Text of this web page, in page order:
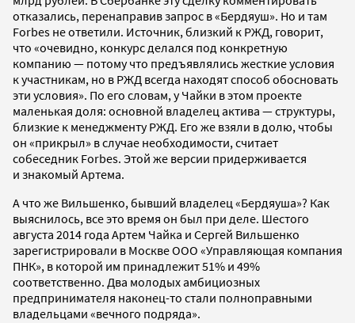
отказались, перенаправив запрос в «Бердяуш». Но и там
Forbes не ответили. Источник, близкий к РЖД, говорит,
что «очевидно, конкурс делался под конкретную
компанию — потому что предъявлялись жесткие условия
к участникам, но в РЖД всегда находят способ обосновать
эти условия». По его словам, у Чайки в этом проекте
маленькая доля: основной владелец актива — структуры,
близкие к менеджменту РЖД. Его же взяли в долю, чтобы
он «прикрыл» в случае необходимости, считает
собеседник Forbes. Этой же версии придерживается
и знакомый Артема.
А что же Вильшенко, бывший владелец «Бердяуша»? Как
выяснилось, все это время он был при деле. Шестого
августа 2014 года Артем Чайка и Сергей Вильшенко
зарегистрировали в Москве ООО «Управляющая компания
ПНК», в которой им принадлежит 51% и 49%
соответственно. Два молодых амбициозных
предпринимателя наконец-то стали полноправными
владельцами «вечного подряда».